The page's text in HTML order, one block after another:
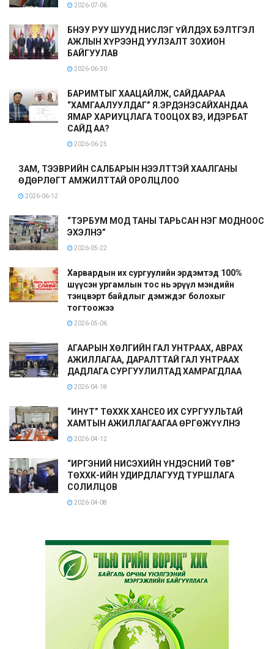
2026-07-06
БНЭУ РУУ ШУУД НИСЛЭГ ҮЙЛДЭХ БЭЛТГЭЛ
АЖЛЫН ХҮРЭЭНД УУЛЗАЛТ ЗОХИОН
БАЙГУУЛАВ
2026-06-30
БАРИМТЫГ ХААЦАЙЛЖ, САЙДААРАА
“ХАМГААЛУУЛДАГ” Я.ЭРДЭНЭСАЙХАНДАА
ЯМАР ХАРИУЦЛАГА ТООЦОХ ВЭ, ИДЭРБАТ
САЙД АА?
2026-06-25
ЗАМ, ТЭЭВРИЙН САЛБАРЫН НЭЭЛТТЭЙ ХААЛГАНЫ
ӨДӨРЛӨГТ АМЖИЛТТАЙ ОРОЛЦЛОО
2026-06-12
“ТЭРБУМ МОД ТАНЫ ТАРЬСАН НЭГ МОДНООС
ЭХЭЛНЭ”
2026-05-22
Харвардын их сургуулийн эрдэмтэд 100%
шүүсэн ургамлын тос нь эрүүл мэндийн
тэнцвэрт байдлыг дэмждэг болохыг
тогтоожээ
2026-05-06
АГААРЫН ХӨЛГИЙН ГАЛ УНТРААХ, АВРАХ
АЖИЛЛАГАА, ДАРАЛТТАЙ ГАЛ УНТРААХ
ДАДЛАГА СУРГУУЛИЛТАД ХАМРАГДЛАА
2026-04-18
“ИНҮТ” ТӨХХК ХАНСЕО ИХ СУРГУУЛЬТАЙ
ХАМТЫН АЖИЛЛАГААГАА ӨРГӨЖҮҮЛНЭ
2026-04-12
“ИРГЭНИЙ НИСЭХИЙН ҮНДЭСНИЙ ТӨВ”
ТӨХХК-ИЙН УДИРДЛАГУУД ТУРШЛАГА
СОЛИЛЦОВ
2026-04-08